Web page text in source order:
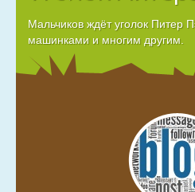
Мальчиков ждёт уголок Питер
машинками и многим другим.